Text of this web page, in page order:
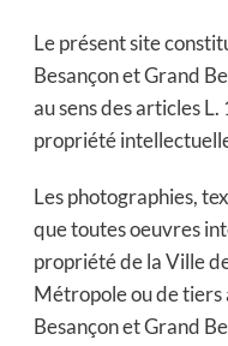
Le présent site
Besançon et Grand
au sens des articles
propriété
Les photographies,
que toutes oeuvres
propriété de la Ville
Métropole ou de
Besançon et Grand